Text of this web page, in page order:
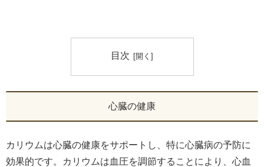
目次
心臓の健康
カリウムは心臓の健康をサポートし、特に心臓病の予防に
効果的です。カリウムは血圧を調節することにより、心血